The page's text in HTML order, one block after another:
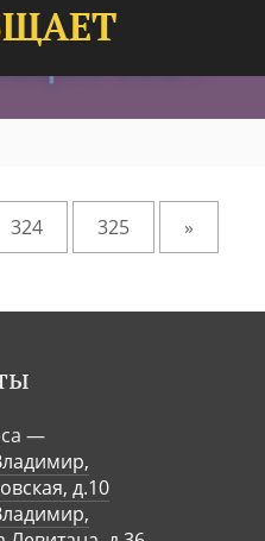
324 325 »
—
д.10